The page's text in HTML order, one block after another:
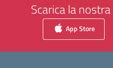
Scarica la
App Store